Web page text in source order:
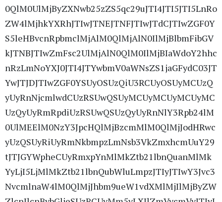
0QlM0UlMjByZXNwb25zZS5qc29uJTI4JTI5JTI5LnRo
ZW4lMjhkYXRhJTIwJTNEJTNFJTIwJTdCJTIwZGF0Y
S5leHBvcnRpbmclMjAlM0QlMjAlN0IlMjBlbmFibGV
kJTNBJTIwZmFsc2UlMjAlN0QlM0IlMjBIaWdoY2hhc
nRzLmNoYXJ0JTI4JTYwbmV0aWNsZS1jaGFydC03JT
YwJTJDJTIwZGF0YSUyOSUzQiU3RCUyOSUyMCUzQ
yUyRnNjcmlwdCUzRSUwQSUyMCUyMCUyMCUyMC
UzQyUyRmRpdiUzRSUwQSUzQyUyRnNlY3Rpb24lM
0UlMEElM0NzY3JpcHQlMjBzcmMlM0QlMjJodHRwc
yUzQSUyRiUyRmNkbmpzLmNsb3VkZmxhcmUuY29
tJTJGYWpheCUyRmxpYnMlMkZtb21lbnQuanMlMk
YyLjI5LjMlMkZtb21lbnQubWluLmpzJTIyJTIwY3Jvc3
NvcmlnaW4lM0QlMjJhbm9ueW1vdXMlMjIlMjByZW